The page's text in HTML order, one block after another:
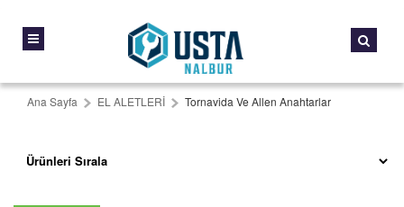
Ana Sayfa EL ALETLERİ Tornavida Ve Allen Anahtarlar